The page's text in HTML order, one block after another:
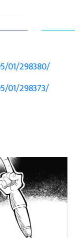
01/298380/
01/298373/